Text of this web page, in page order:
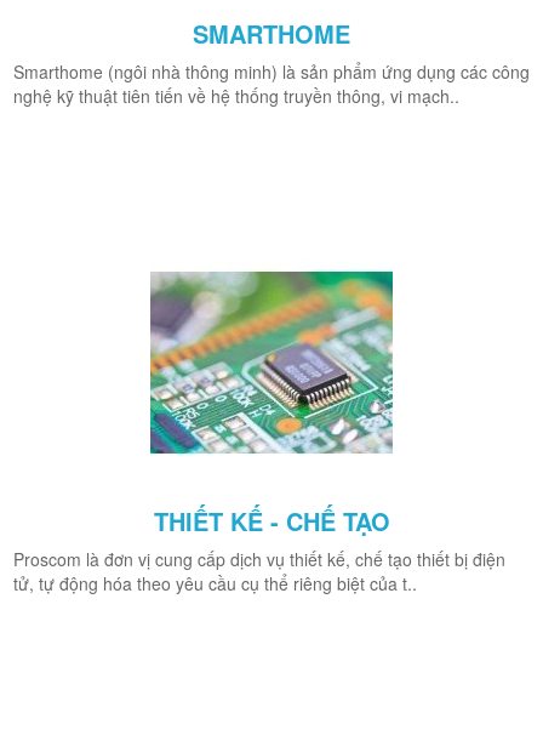
SMARTHOME
Smarthome (ngôi nhà thông minh) là sản phẩm ứng dụng các công
nghệ kỹ thuật tiên tiến về hệ thống truyền thông, vi mạch..
THIẾT KẾ - CHẾ TẠO
Proscom là đơn vị cung cấp dịch vụ thiết kế, chế tạo thiết bị điện
tử, tự động hóa theo yêu cầu cụ thể riêng biệt của t..